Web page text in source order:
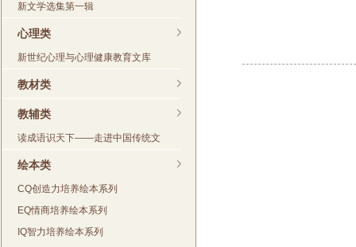
新文学选集第一辑
心理类
新世纪心理与心理健康教育文库
教材类
教辅类
读成语识天下——走进中国传统文
绘本类
CQ创造力培养绘本系列
EQ情商培养绘本系列
IQ智力培养绘本系列